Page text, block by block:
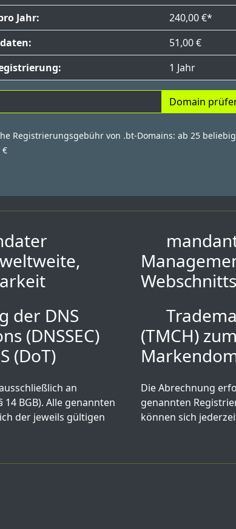
Jahr:
240,00 €*
51,00 €
1 Jahr
Domain
Registrierungsgebühr von .bt-Domains: ab 25
€
der DNS
(DNSSEC)
(DoT)
(TMCH)
an
BGB). Alle genannten
der jeweils gültigen
Die Abrechnung
genannten
können sich